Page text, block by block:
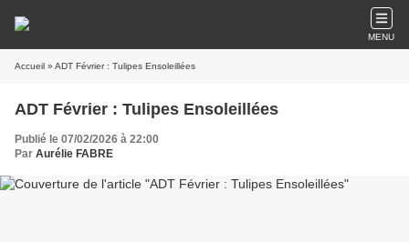
MENU
Accueil » ADT Février : Tulipes Ensoleillées
ADT Février : Tulipes Ensoleillées
Publié le 07/02/2026 à 22:00
Par Aurélie FABRE